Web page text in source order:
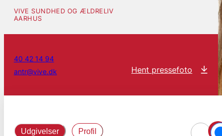
VIVE SUNDHED OG ÆLDRELIV
AARHUS
40 42 14 94
antr@vive.dk
Hent pressefoto
Udgivelser Profil